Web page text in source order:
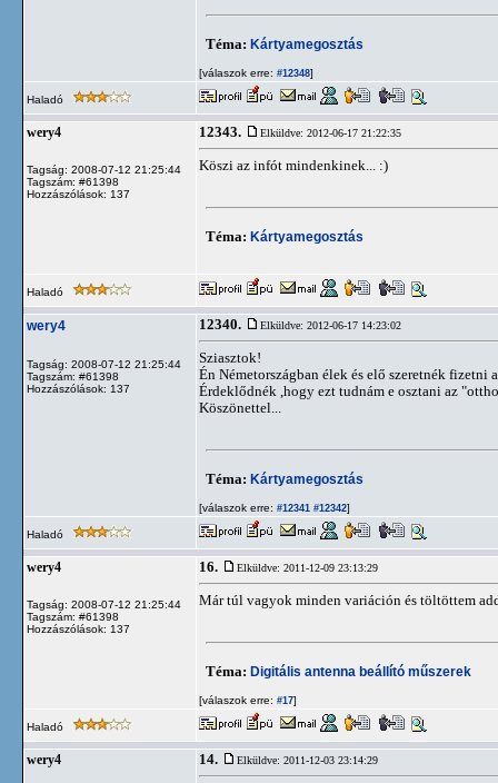
Téma: Kártyamegosztás
[válaszok erre: #12348]
Haladó
wery4
Tagság: 2008-07-12 21:25:44
Tagszám: #61398
Hozzászólások: 137
12343. Elküldve: 2012-06-17 21:22:35
Köszi az infót mindenkinek... :)
Téma: Kártyamegosztás
Haladó
wery4
Tagság: 2008-07-12 21:25:44
Tagszám: #61398
Hozzászólások: 137
12340. Elküldve: 2012-06-17 14:23:02
Sziasztok!
Én Németországban élek és elő szeretnék fizetni
Érdeklődnék ,hogy ezt tudnám e osztani az
Köszönettel...
Téma: Kártyamegosztás
[válaszok erre: #12341 #12342]
Haladó
wery4
Tagság: 2008-07-12 21:25:44
Tagszám: #61398
Hozzászólások: 137
16. Elküldve: 2011-12-09 23:13:29
Már túl vagyok minden variáción és töltöttem
Téma: Digitális antenna beállító műszerek
[válaszok erre: #17]
Haladó
wery4 14. Elküldve: 2011-12-03 23:14:29